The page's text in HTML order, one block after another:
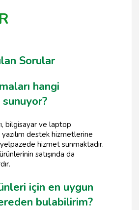
Sorular
hangi
bilgisayar ve laptop
yazılım destek hizmetlerine
hizmet sunmaktadır.
satışında da
için en uygun
bulabilirim?